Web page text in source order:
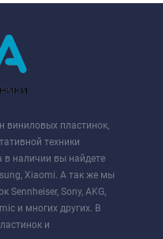
виниловых пластинок,
техники
в наличии вы найдете
Xiaomi. А так же мы
Sony, AKG,
и многих других. В
и